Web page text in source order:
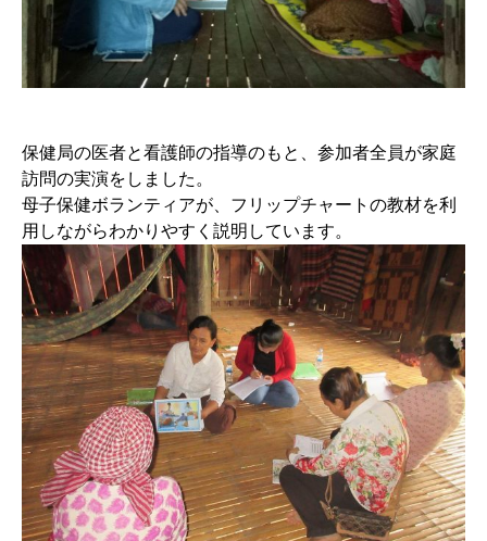
保健局の医者と看護師の指導のもと、参加者全員が家庭
訪問の実演をしました。
母子保健ボランティアが、フリップチャートの教材を利
用しながらわかりやすく説明しています。